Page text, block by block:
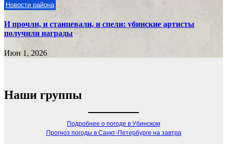
Новости района
И прочли, и станцевали, и спели: убинские артисты
получили награды
Июн 1, 2026
Наши группы
Подробнее о погоде в Убинском
Прогноз погоды в Санкт-Петербурге на завтра